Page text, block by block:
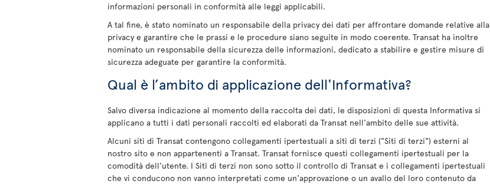
informazioni personali in conformità alle leggi applicabili.
A tal fine, è stato nominato un responsabile della privacy dei dati per affrontare domande relative alla
privacy e garantire che le prassi e le procedure siano seguite in modo coerente. Transat ha inoltre
nominato un responsabile della sicurezza delle informazioni, dedicato a stabilire e gestire misure di
sicurezza adeguate per garantire la conformità.
Qual è l’ambito di applicazione dell'Informativa?
Salvo diversa indicazione al momento della raccolta dei dati, le disposizioni di questa Informativa si
applicano a tutti i dati personali raccolti ed elaborati da Transat nell'ambito delle sue attività.
Alcuni siti di Transat contengono collegamenti ipertestuali a siti di terzi ("Siti di terzi") esterni al
nostro sito e non appartenenti a Transat. Transat fornisce questi collegamenti ipertestuali per la
comodità dell'utente. I Siti di terzi non sono sotto il controllo di Transat e i collegamenti ipertestuali
che vi conducono non vanno interpretati come un'approvazione o un avallo del loro contenuto da